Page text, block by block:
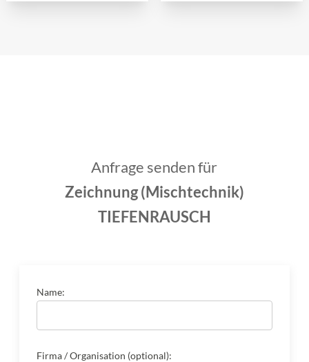
Anfrage senden für
Zeichnung (Mischtechnik)
TIEFENRAUSCH
Name:
Firma / Organisation (optional):